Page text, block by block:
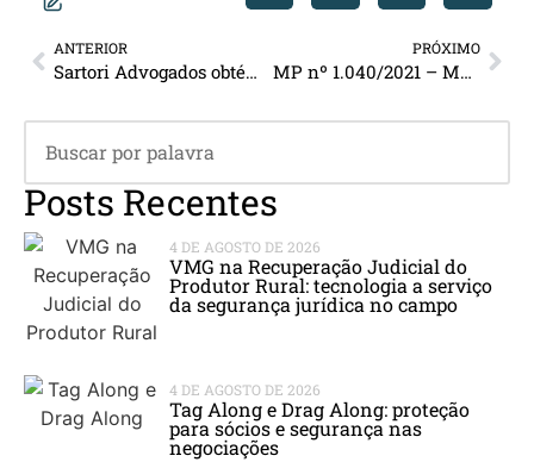
ANTERIOR
Sartori Advogados obtém êxito em nulidade processual por falta de citação em decisão de agravo de petição
PRÓXIMO
MP nº 1.040/2021 – Modernização do ambiente de negócios
Posts Recentes
4 DE AGOSTO DE 2026
VMG na Recuperação Judicial do
Produtor Rural: tecnologia a serviço
da segurança jurídica no campo
4 DE AGOSTO DE 2026
Tag Along e Drag Along: proteção
para sócios e segurança nas
negociações